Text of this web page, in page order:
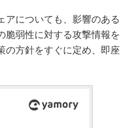
についても、影響のある
脆弱性に対する攻撃情報を
の方針をすぐに定め、即座